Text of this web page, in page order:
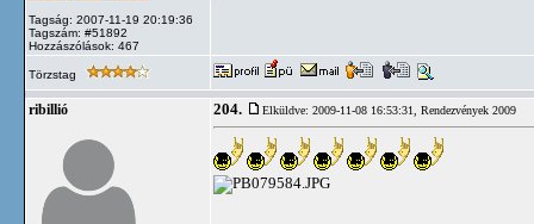
Tagság: 2007-11-19 20:19:36
Tagszám: #51892
Hozzászólások: 467
Törzstag
ribillió 204. Elküldve: 2009-11-08 16:53:31, Rendezvények 2009